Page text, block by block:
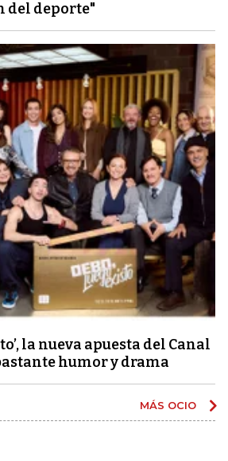
del deporte"
la nueva apuesta del Canal
humor y drama
MÁS OCIO